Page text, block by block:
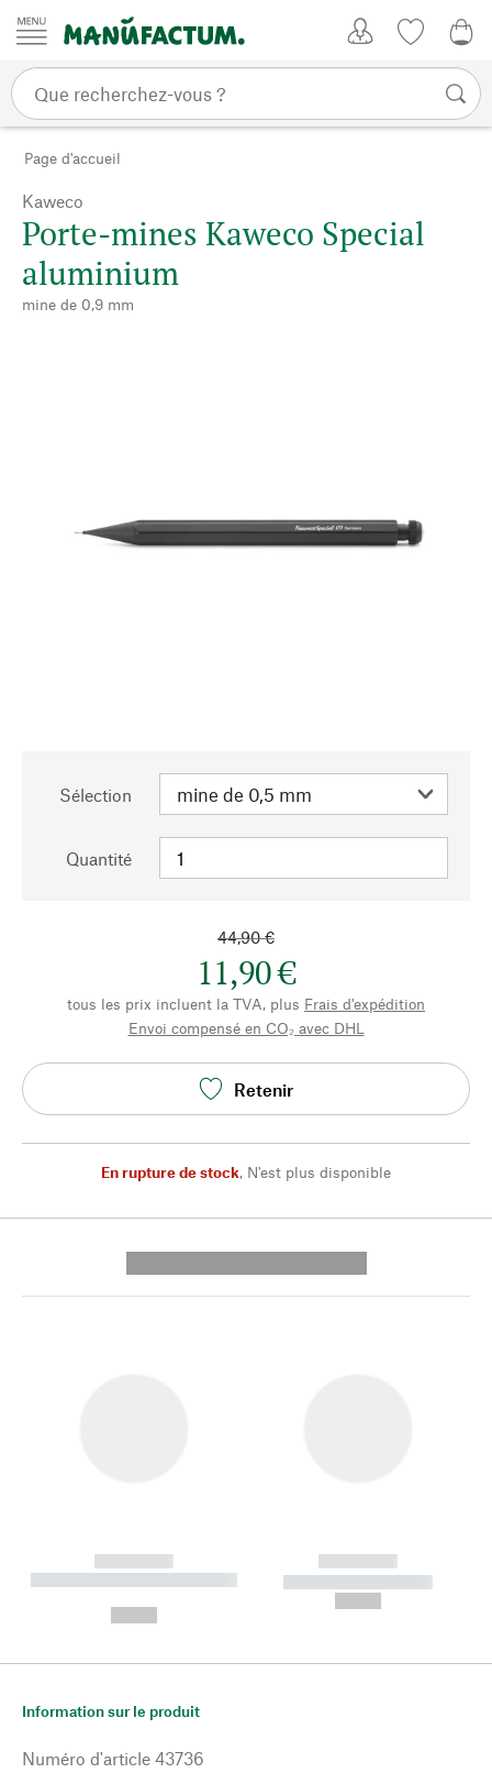
Passer au contenu
Page d'accueil
Kaweco
Porte-mines Kaweco Special
aluminium
mine de 0,9 mm
Sélection
Quantité
44,90 €
11,90 €
tous les prix incluent la TVA, plus Frais d'expédition
Envoi compensé en CO₂ avec DHL
Retenir
En rupture de stock, N'est plus disponible
------------
----------- ----------- --------
------------
----------- -----------
Information sur le produit
Numéro d'article 43736